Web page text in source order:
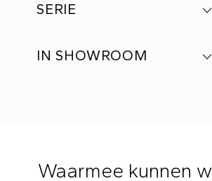
SERIE
IN SHOWROOM
Waarmee kunnen